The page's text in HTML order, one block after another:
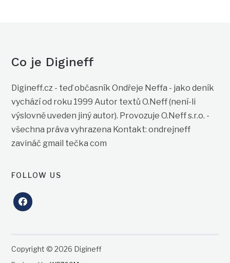
Co je Digineff
Digineff.cz - teď občasník Ondřeje Neffa - jako deník
vychází od roku 1999 Autor textů O.Neff (není-li
výslovně uveden jiný autor). Provozuje O.Neff s.r.o. -
všechna práva vyhrazena Kontakt: ondrejneff
zavináč gmail tečka com
FOLLOW US
facebook
Copyright © 2026 Digineff